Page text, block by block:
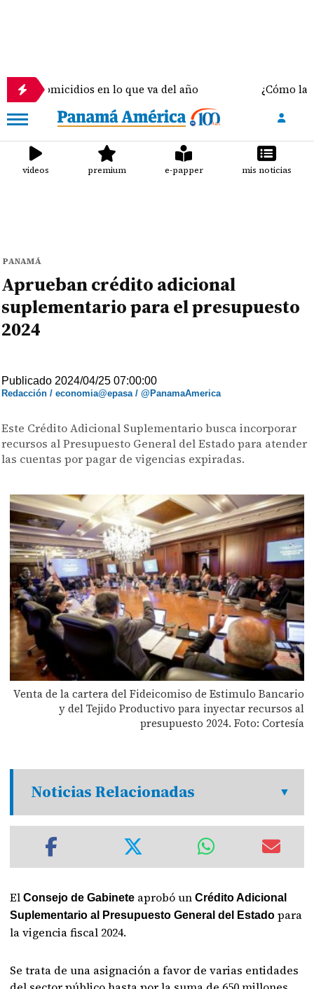
en lo que va del año ¿Cómo la elección
videos premium e-papper mis noticias
PANAMÁ
Aprueban crédito adicional
suplementario para el presupuesto
2024
Publicado 2024/04/25 07:00:00
Redacción / economia@epasa / @PanamaAmerica
Este Crédito Adicional Suplementario busca incorporar
recursos al Presupuesto General del Estado para atender
las cuentas por pagar de vigencias expiradas.
Venta de la cartera del Fideicomiso de Estimulo Bancario
y del Tejido Productivo para inyectar recursos al
presupuesto 2024. Foto: Cortesía
Noticias Relacionadas
ElConsejo de Gabinete aprobó unCrédito Adicional
Suplementario al Presupuesto General del Estadopara
la vigencia fiscal 2024.
Se trata de una asignación a favor de varias entidades